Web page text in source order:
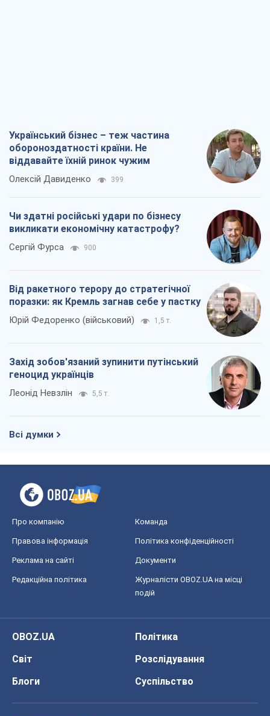
Український бізнес – теж частина
обороноздатності країни. Не
віддавайте їхній ринок чужим
Олексій Давиденко 399
Чи здатні російські удари по бізнесу
викликати економічну катастрофу?
Сергій Фурса 900
Від ракетного терору до стратегічної
поразки: як Кремль загнав себе у пастку
Юрій Федоренко (військовий) 1,5 т.
Захід зобов'язаний зупинити путінський
геноцид українців
Леонід Невзлін 5,5 т.
Всі думки
Про компанію Команда
Правова інформація Політика конфіденційності
Реклама на сайті Документи
Редакційна політика
Журналісти OBOZ.UA на місці
подій
OBOZ.UA
Політика
Світ
Розслідування
Блоги
Суспільство